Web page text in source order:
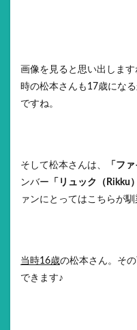
画像を見ると思い出しま
時の松本さんも17歳にな
ですね。
そして松本さんは、 「フ
ンバー 「リュック（Rikku
ァンにとってはこちらが
当時16歳の松本さん。そ
できます♪